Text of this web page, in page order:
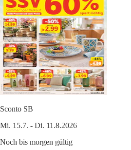
Sconto SB
Mi. 15.7. - Di. 11.8.2026
Noch bis morgen gültig